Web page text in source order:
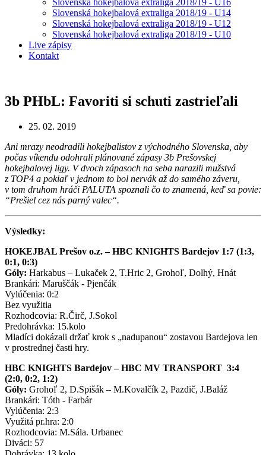
Slovenská hokejbalová extraliga 2018/19 - U14
Slovenská hokejbalová extraliga 2018/19 - U12
Slovenská hokejbalová extraliga 2018/19 - U10
Live zápisy
Kontakt
3b PHbL: Favoriti si schuti zastrieľali
25. 02. 2019
Ani mrazy neodradili hokejbalistov z východného Slovenska, aby
počas víkendu odohrali plánované zápasy 3b Prešovskej
hokejbalovej ligy. V dvoch zápasoch na seba narazili mužstvá
z TOP4 a pokiaľ v jednom to bol nervák až do samého záveru,
v tom druhom hráči PALUTA spoznali čo to znamená, keď sa povie:
“Prešiel cez nás parný valec“.
Výsledky:
HOKEJBAL Prešov o.z. – HBC KNIGHTS Bardejov 1:7 (1:3,
0:1, 0:3)
Góly: Harkabus – Lukaček 2, T.Hric 2, Grohoľ, Dolhý, Hnát
Brankári: Maruščák - Pjenčák
Vylúčenia: 0:2
Bez využitia
Rozhodcovia: R.Čirč, J.Sokol
Predohrávka: 15.kolo
Mladíci dokázali držať krok s „nadupanou“ zostavou Bardejova len
v prostrednej časti hry.
HBC KNIGHTS Bardejov – HBC MV TRANSPORT 3:4
(2:0, 0:2, 1:2)
Góly: Grohoľ 2, D.Spišák – M.Kovalčík 2, Pazdič, J.Baláž
Brankári: Tóth - Farbár
Vylúčenia: 2:3
Využitá pr.hra: 2:0
Rozhodcovia: M.Sála. Urbanec
Diváci: 57